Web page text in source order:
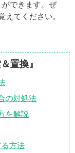
できます。ぜ
えてください。
置換』
の対処法
を解説
方法